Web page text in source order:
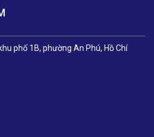
phố 1B, phường An Phú, Hồ Chí